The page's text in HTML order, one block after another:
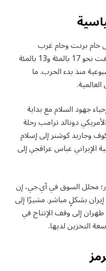
خام برنت وخام غرب
تكساس الوسيط مكاسب قوية بلغت نحو 17 بالمئة و13 بالمئة
منذ بدء الحرب. ما
جهود السلام مع بداية
دونالد ترامب رحلة
وجاريد كوشنر إلى إسلام
الإيراني عباس عراقجي إلى
محلل السوق في آي.جي، إن
بشكلٍ مباشر. مشيرًا إلى
إلى وقف الإنتاج في
التخزين لديها.